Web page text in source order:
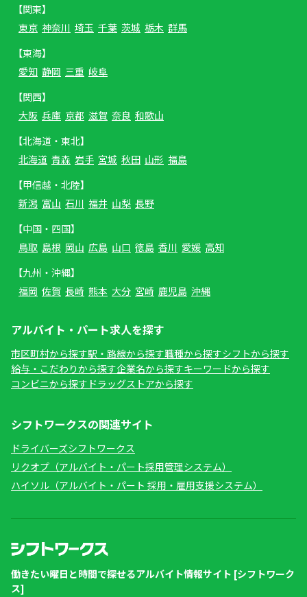
【関東】
東京 神奈川 埼玉 千葉 茨城 栃木 群馬
【東海】
愛知 静岡 三重 岐阜
【関西】
大阪 兵庫 京都 滋賀 奈良 和歌山
【北海道・東北】
北海道 青森 岩手 宮城 秋田 山形 福島
【甲信越・北陸】
新潟 富山 石川 福井 山梨 長野
【中国・四国】
鳥取 島根 岡山 広島 山口 徳島 香川 愛媛 高知
【九州・沖縄】
福岡 佐賀 長崎 熊本 大分 宮崎 鹿児島 沖縄
アルバイト・パート求人を探す
市区町村から探す駅・路線から探す職種から探すシフトから探す
給与・こだわりから探す企業名から探すキーワードから探す
コンビニから探す ドラッグストアから探す
シフトワークスの関連サイト
ドライバーズシフトワークス
リクオプ（アルバイト・パート採用管理システム）
ハイソル（アルバイト・パート 採用・雇用支援システム）
働きたい曜日と時間で探せるアルバイト情報サイト [シフトワーク
ス]